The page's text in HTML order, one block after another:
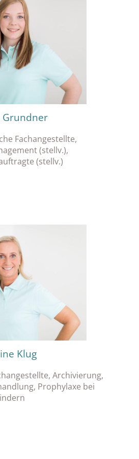
Grundner
Fachangestellte,
(stellv.),
(stellv.)
Klug
Archivierung,
Prophylaxe bei